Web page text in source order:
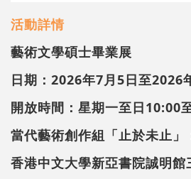
活動詳情
藝術文學碩士畢業展
日期：2026年7月5日至2026
開放時間：星期一至日10:00
當代藝術創作組「止於未止」
香港中文大學新亞書院誠明館